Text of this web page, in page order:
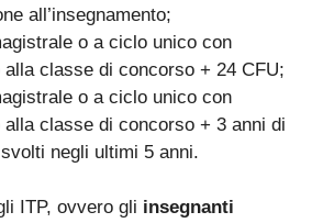
all’insegnamento;
o a ciclo unico con
classe di concorso + 24 CFU;
o a ciclo unico con
classe di concorso + 3 anni di
negli ultimi 5 anni.
ITP, ovvero gli insegnanti